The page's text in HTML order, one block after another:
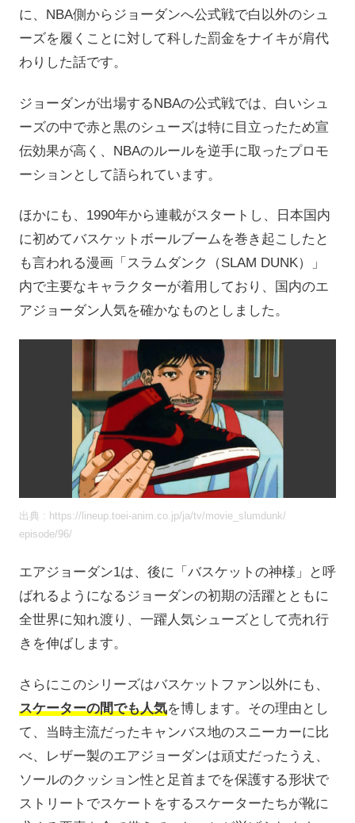
に、NBA側からジョーダンへ公式戦で白以外のシュ
ーズを履くことに対して科した罰金をナイキが肩代
わりした話です。
ジョーダンが出場するNBAの公式戦では、白いシュ
ーズの中で赤と黒のシューズは特に目立ったため宣
伝効果が高く、NBAのルールを逆手に取ったプロモ
ーションとして語られています。
ほかにも、1990年から連載がスタートし、日本国内
に初めてバスケットボールブームを巻き起こしたと
も言われる漫画「スラムダンク（SLAM DUNK）」
内で主要なキャラクターが着用しており、国内のエ
アジョーダン人気を確かなものとしました。
出典 : https://lineup.toei-anim.co.jp/ja/tv/movie_slumdunk/
episode/96/
エアジョーダン1は、後に「バスケットの神様」と呼
ばれるようになるジョーダンの初期の活躍とともに
全世界に知れ渡り、一躍人気シューズとして売れ行
きを伸ばします。
さらにこのシリーズはバスケットファン以外にも、
スケーターの間でも人気を博します。その理由とし
て、当時主流だったキャンバス地のスニーカーに比
べ、レザー製のエアジョーダンは頑丈だったうえ、
ソールのクッション性と足首までを保護する形状で
ストリートでスケートをするスケーターたちが靴に